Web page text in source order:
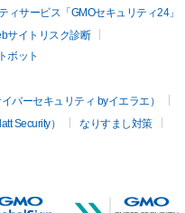
ィサービス「GMOセキュリティ24」
サイトリスク診断
ボット
バーセキュリティ byイエラエ）
Security）
なりすまし対策